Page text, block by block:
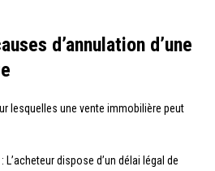
d’annulation d’une
lesquelles une vente immobilière peut
: L’acheteur dispose d’un délai légal de